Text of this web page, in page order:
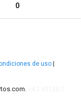
0
de uso